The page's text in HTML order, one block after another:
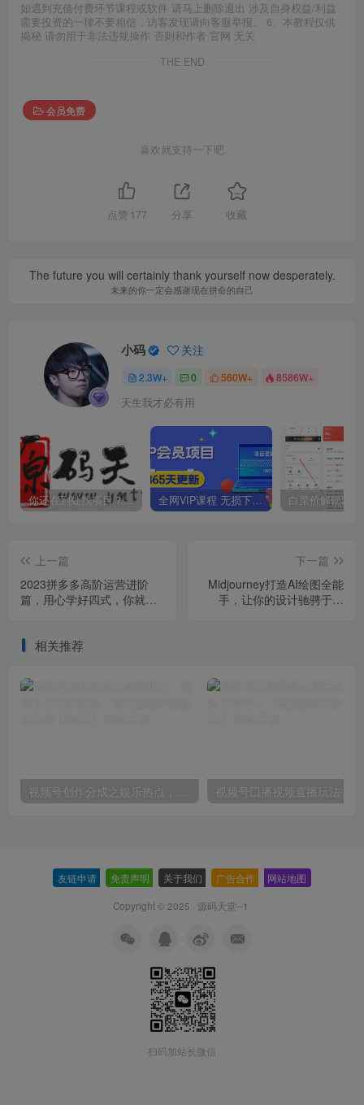
如遇到充值付费环节课程或软件 请马上删除退出 涉及自身权益/利益
需要投资的一律不要相信，访客发现请向客服举报。 6、本教程仅供
揭秘 请勿用于非法违规操作 否则和作者 官网 无关
THE END
会员免费
喜欢就支持一下吧
点赞 177 分享 收藏
The future you will certainly thank yourself now desperately.
未来的你一定会感谢现在拼命的自己
小码 关注
2.3W+ 0 560W+ 8586W+
天生我才必有用
你还在到处找项目？还在当韭菜？我靠卖项目一个月收入5万+，曾经我也是个失败者。 全网VIP课程 无损下载~
上一篇
2023拼多多高阶运营进阶
篇，用心学好四式，你就是
下一篇
Midjourney打造AI绘图全能
手，让你的设计驰骋于画
相关推荐
视频号创作分成之娱乐热点，最适合小白的赛道，每天赚点零花钱没问题【揭秘】
友链申请 免责声明 关于我们 广告合作 网站地图
Copyright © 2025 · 源码天堂--1
扫码加站长微信